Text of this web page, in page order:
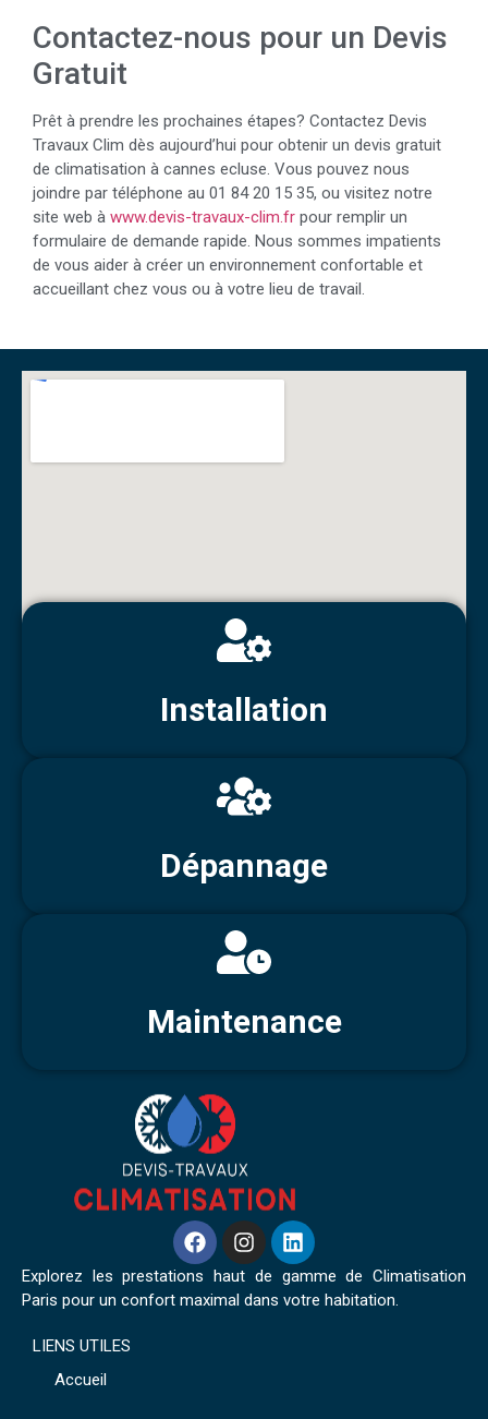
Contactez-nous pour un Devis
Gratuit
Prêt à prendre les prochaines étapes? Contactez Devis
Travaux Clim dès aujourd’hui pour obtenir un devis gratuit
de climatisation à cannes ecluse. Vous pouvez nous
joindre par téléphone au 01 84 20 15 35, ou visitez notre
site web à www.devis-travaux-clim.fr pour remplir un
formulaire de demande rapide. Nous sommes impatients
de vous aider à créer un environnement confortable et
accueillant chez vous ou à votre lieu de travail.
Installation
Dépannage
Maintenance
Explorez les prestations haut de gamme de Climatisation
Paris pour un confort maximal dans votre habitation.
LIENS UTILES
Accueil